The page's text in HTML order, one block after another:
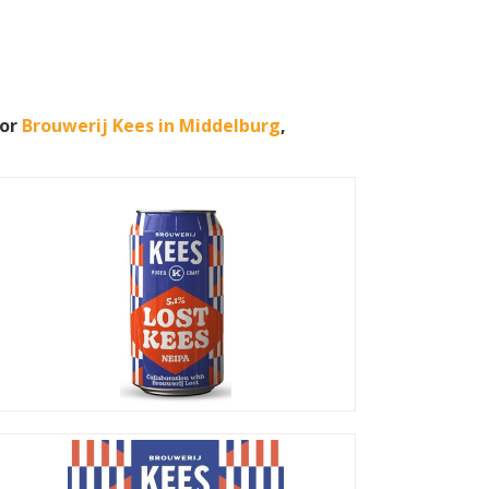
Brouwerij Kees in Middelburg,